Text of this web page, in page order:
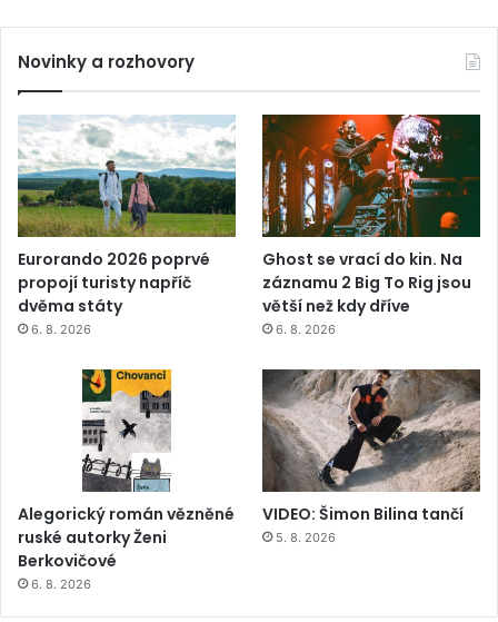
Novinky a rozhovory
Eurorando 2026 poprvé
propojí turisty napříč
dvěma státy
6. 8. 2026
Ghost se vrací do kin. Na
záznamu 2 Big To Rig jsou
větší než kdy dříve
6. 8. 2026
Alegorický román vězněné
ruské autorky Ženi
Berkovičové
6. 8. 2026
VIDEO: Šimon Bilina tančí
5. 8. 2026